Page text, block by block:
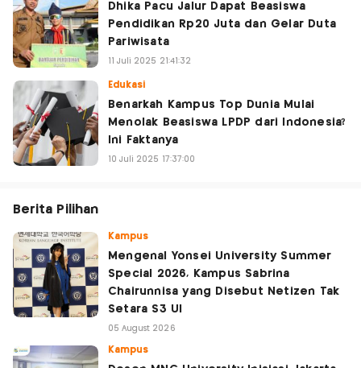
Dhika Pacu Jalur Dapat Beasiswa
Pendidikan Rp20 Juta dan Gelar Duta
Pariwisata
11 Juli 2025 21:41:32
Edukasi
Benarkah Kampus Top Dunia Mulai
Menolak Beasiswa LPDP dari Indonesia?
Ini Faktanya
10 Juli 2025 17:37:00
Berita Pilihan
Kampus
Mengenal Yonsei University Summer
Special 2026, Kampus Sabrina
Chairunnisa yang Disebut Netizen Tak
Setara S3 UI
05 August 2026
Kampus